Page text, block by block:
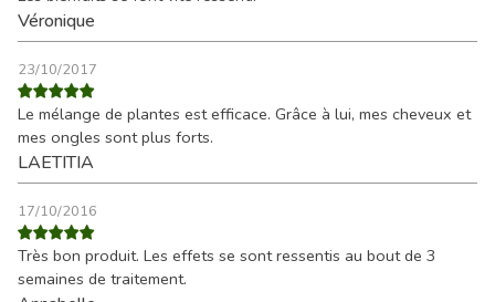
Véronique
23/10/2017
Le mélange de plantes est efficace. Grâce à lui, mes cheveux et
mes ongles sont plus forts.
LAETITIA
17/10/2016
Très bon produit. Les effets se sont ressentis au bout de 3
semaines de traitement.